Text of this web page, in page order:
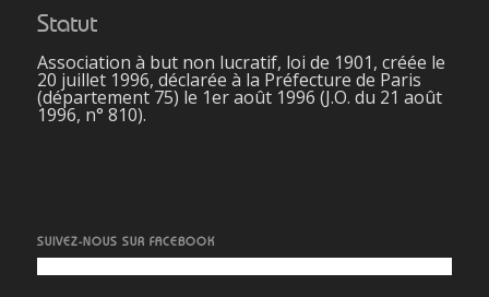
Statut
Association à but non lucratif, loi de 1901, créée le
20 juillet 1996, déclarée à la Préfecture de Paris
(département 75) le 1er août 1996 (J.O. du 21 août
1996, n° 810).
SUIVEZ-NOUS SUR FACEBOOK